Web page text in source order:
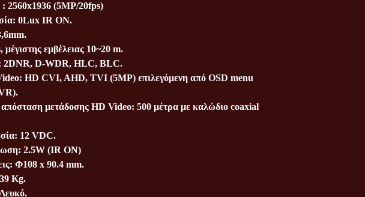
2560x1936 (5MP/20fps)
0Lux IR ON.
εμβέλειας 10~20 m.
2DNR, D-WDR, ΗLC, BLC.
HD CVI, AHD, TVI (5MP) επιλεγόμενη από OSD menu
μετάδοσης HD Video: 500 μέτρα με καλώδιο coaxial
12 VDC.
2.5W (IR ON)
Φ108 x 90.4 mm.
Kg.